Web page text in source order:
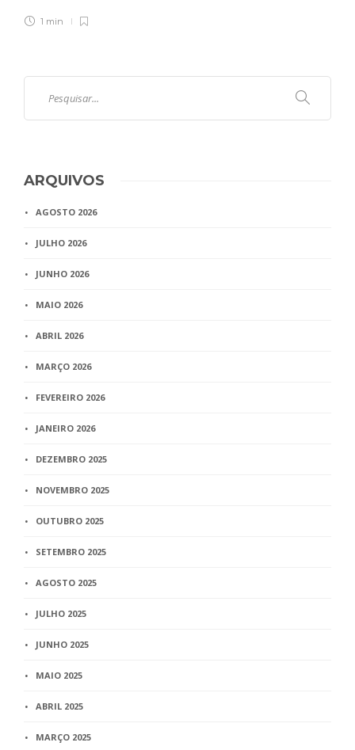
1 min
ARQUIVOS
AGOSTO 2026
JULHO 2026
JUNHO 2026
MAIO 2026
ABRIL 2026
MARÇO 2026
FEVEREIRO 2026
JANEIRO 2026
DEZEMBRO 2025
NOVEMBRO 2025
OUTUBRO 2025
SETEMBRO 2025
AGOSTO 2025
JULHO 2025
JUNHO 2025
MAIO 2025
ABRIL 2025
MARÇO 2025